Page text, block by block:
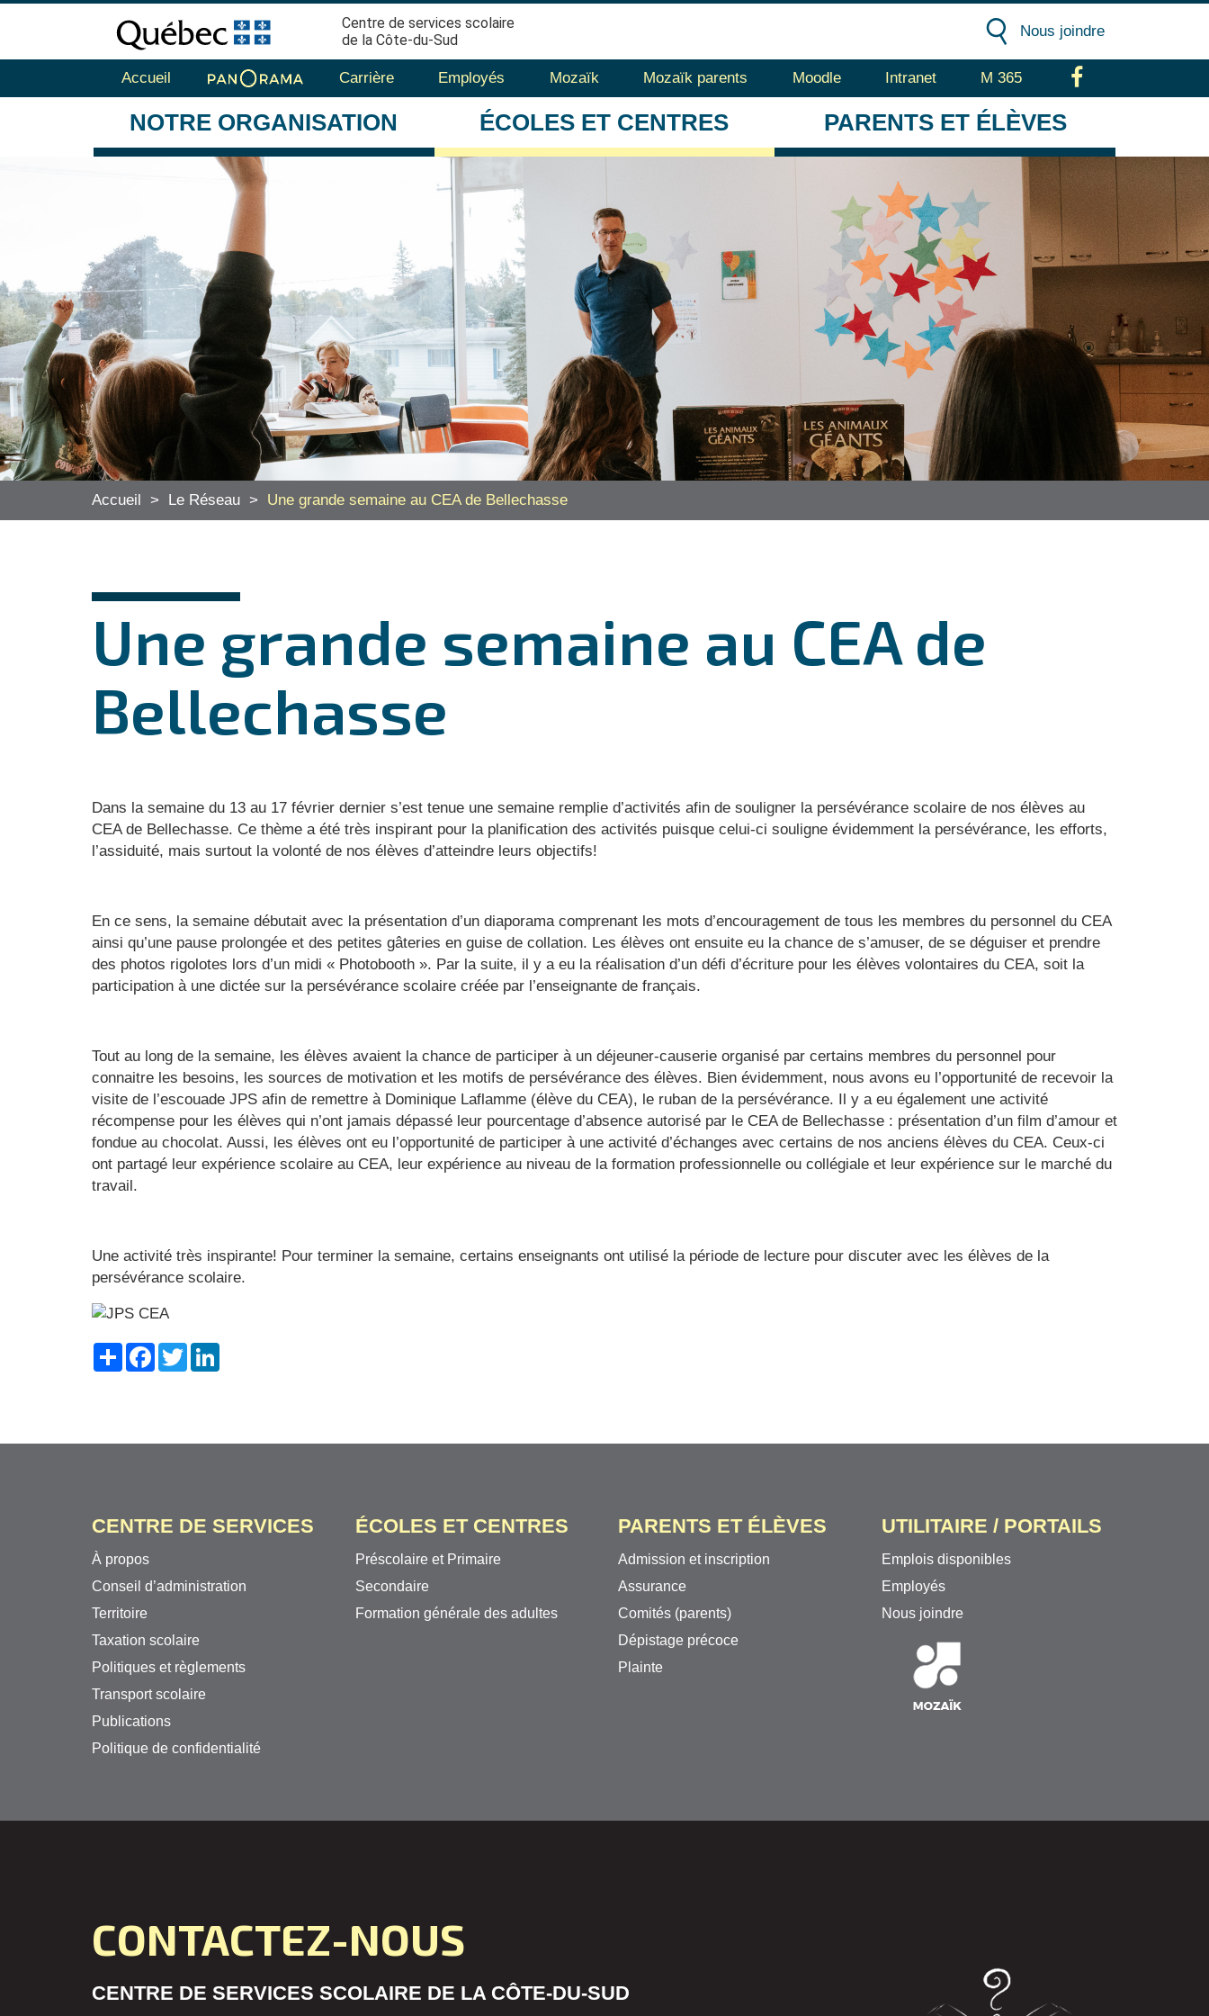
Centre de services scolaire
de la Côte-du-Sud
Nous joindre
Accueil Carrière Employés Mozaïk Mozaïk parents Moodle Intranet M 365
NOTRE ORGANISATION ÉCOLES ET CENTRES PARENTS ET ÉLÈVES
Accueil > Le Réseau > Une grande semaine au CEA de Bellechasse
Une grande semaine au CEA de
Bellechasse
Dans la semaine du 13 au 17 février dernier s’est tenue une semaine remplie d’activités afin de souligner la persévérance scolaire de nos élèves au
CEA de Bellechasse. Ce thème a été très inspirant pour la planification des activités puisque celui-ci souligne évidemment la persévérance, les efforts,
l’assiduité, mais surtout la volonté de nos élèves d’atteindre leurs objectifs!
En ce sens, la semaine débutait avec la présentation d’un diaporama comprenant les mots d’encouragement de tous les membres du personnel du CEA
ainsi qu’une pause prolongée et des petites gâteries en guise de collation. Les élèves ont ensuite eu la chance de s’amuser, de se déguiser et prendre
des photos rigolotes lors d’un midi « Photobooth ». Par la suite, il y a eu la réalisation d’un défi d’écriture pour les élèves volontaires du CEA, soit la
participation à une dictée sur la persévérance scolaire créée par l’enseignante de français.
Tout au long de la semaine, les élèves avaient la chance de participer à un déjeuner-causerie organisé par certains membres du personnel pour
connaitre les besoins, les sources de motivation et les motifs de persévérance des élèves. Bien évidemment, nous avons eu l’opportunité de recevoir la
visite de l’escouade JPS afin de remettre à Dominique Laflamme (élève du CEA), le ruban de la persévérance. Il y a eu également une activité
récompense pour les élèves qui n’ont jamais dépassé leur pourcentage d’absence autorisé par le CEA de Bellechasse : présentation d’un film d’amour et
fondue au chocolat. Aussi, les élèves ont eu l’opportunité de participer à une activité d’échanges avec certains de nos anciens élèves du CEA. Ceux-ci
ont partagé leur expérience scolaire au CEA, leur expérience au niveau de la formation professionnelle ou collégiale et leur expérience sur le marché du
travail.
Une activité très inspirante! Pour terminer la semaine, certains enseignants ont utilisé la période de lecture pour discuter avec les élèves de la
persévérance scolaire.
ShareFacebook
Twitter
CENTRE DE SERVICES
À propos
Conseil d’administration
Territoire
Taxation scolaire
Politiques et règlements
Transport scolaire
Publications
Politique de confidentialité
ÉCOLES ET CENTRES
Préscolaire et Primaire
Secondaire
Formation générale des adultes
PARENTS ET ÉLÈVES
Admission et inscription
Assurance
Comités (parents)
Dépistage précoce
Plainte
UTILITAIRE / PORTAILS
Emplois disponibles
Employés
Nous joindre
CONTACTEZ-NOUS
CENTRE DE SERVICES SCOLAIRE DE LA CÔTE-DU-SUD